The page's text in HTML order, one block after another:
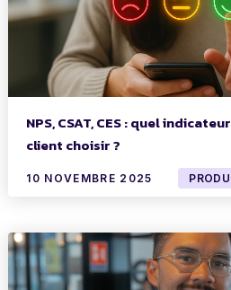
NPS, CSAT, CES : quel
client choisir ?
10 NOVEMBRE 2025